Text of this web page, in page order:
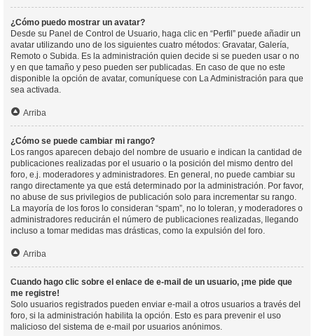
¿Cómo puedo mostrar un avatar?
Desde su Panel de Control de Usuario, haga clic en “Perfil” puede añadir un
avatar utilizando uno de los siguientes cuatro métodos: Gravatar, Galería,
Remoto o Subida. Es la administración quien decide si se pueden usar o no
y en que tamaño y peso pueden ser publicadas. En caso de que no este
disponible la opción de avatar, comuníquese con La Administración para que
sea activada.
Arriba
¿Cómo se puede cambiar mi rango?
Los rangos aparecen debajo del nombre de usuario e indican la cantidad de
publicaciones realizadas por el usuario o la posición del mismo dentro del
foro, e.j. moderadores y administradores. En general, no puede cambiar su
rango directamente ya que está determinado por la administración. Por favor,
no abuse de sus privilegios de publicación solo para incrementar su rango.
La mayoría de los foros lo consideran “spam”, no lo toleran, y moderadores o
administradores reducirán el número de publicaciones realizadas, llegando
incluso a tomar medidas mas drásticas, como la expulsión del foro.
Arriba
Cuando hago clic sobre el enlace de e-mail de un usuario, ¡me pide que
me registre!
Solo usuarios registrados pueden enviar e-mail a otros usuarios a través del
foro, si la administración habilita la opción. Esto es para prevenir el uso
malicioso del sistema de e-mail por usuarios anónimos.